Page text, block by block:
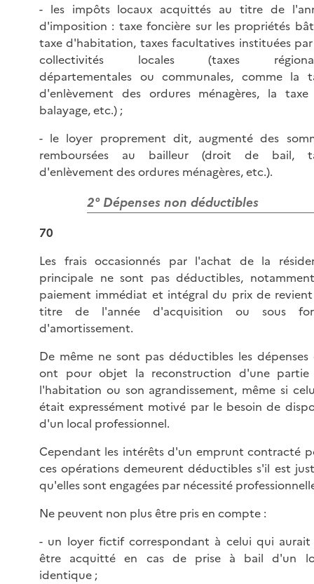
- les impôts locaux acquittés au titre de
d'imposition : taxe foncière sur les propriétés
taxe d'habitation, taxes facultatives instituées
collectivités locales (taxes
départementales ou communales, comme la
d'enlèvement des ordures ménagères, la
balayage, etc.) ;
- le loyer proprement dit, augmenté des
remboursées au bailleur (droit de bail,
d'enlèvement des ordures ménagères, etc.).
2° Dépenses non déductibles
70
Les frais occasionnés par l'achat de la
principale ne sont pas déductibles,
paiement immédiat et intégral du prix de
titre de l'année d'acquisition ou sous
d'amortissement.
De même ne sont pas déductibles les dépenses
ont pour objet la reconstruction d'une
l'habitation ou son agrandissement, même si
était expressément motivé par le besoin de
d'un local professionnel.
Cependant les intérêts d'un emprunt contracté
ces opérations demeurent déductibles s'il est
qu'elles sont engagées par nécessité
Ne peuvent non plus être pris en compte :
- un loyer fictif correspondant à celui qui
être acquitté en cas de prise à bail d'un
identique ;